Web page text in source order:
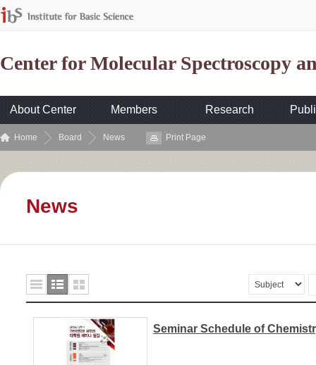
Center for Molecular Spectroscopy
About Center Members Research
Home Board News Print Page
News
Seminar Schedule of